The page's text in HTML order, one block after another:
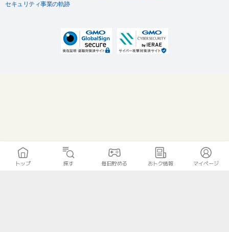
セキュリティ事業の軌跡
トップ 探す 毎日貯める おトク情報 マイページ